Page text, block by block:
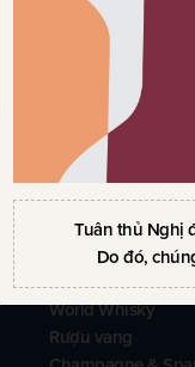
Tuân thủ Nghị
Do đó,
SẢN PHẨM
Scotch Whisky
World Whisky
Rượu vang